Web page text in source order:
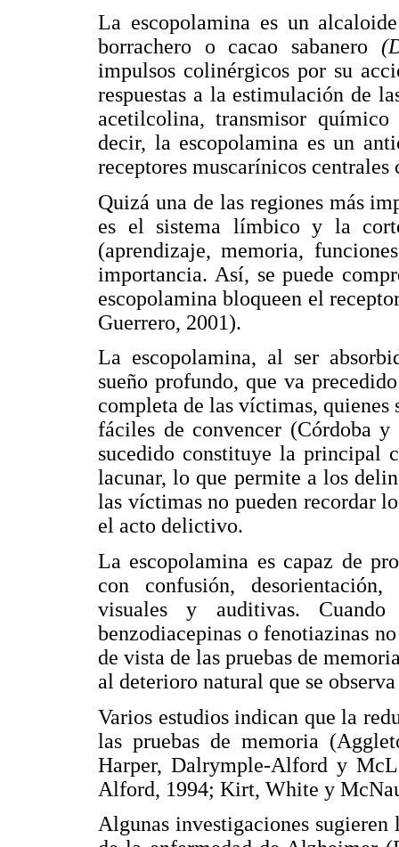
La escopolamina es un
borrachero o cacao sabanero
impulsos colinérgicos por su
respuestas a la estimulación de
acetilcolina, transmisor
decir, la escopolamina es un
receptores muscarínicos
Quizá una de las regiones más
es el sistema límbico y la
(aprendizaje, memoria,
importancia. Así, se puede
escopolamina bloqueen el
Guerrero, 2001).
La escopolamina, al ser
sueño profundo, que va
completa de las víctimas, quienes
fáciles de convencer (Córdoba
sucedido constituye la principal
lacunar, lo que permite a los
las víctimas no pueden recordar
el acto delictivo.
La escopolamina es capaz de
con confusión,
visuales y auditivas.
benzodiacepinas o fenotiazinas
de vista de las pruebas de
al deterioro natural que se
Varios estudios indican que la
las pruebas de memoria
Harper, Dalrymple-Alford y
Alford, 1994; Kirt, White y
Algunas investigaciones